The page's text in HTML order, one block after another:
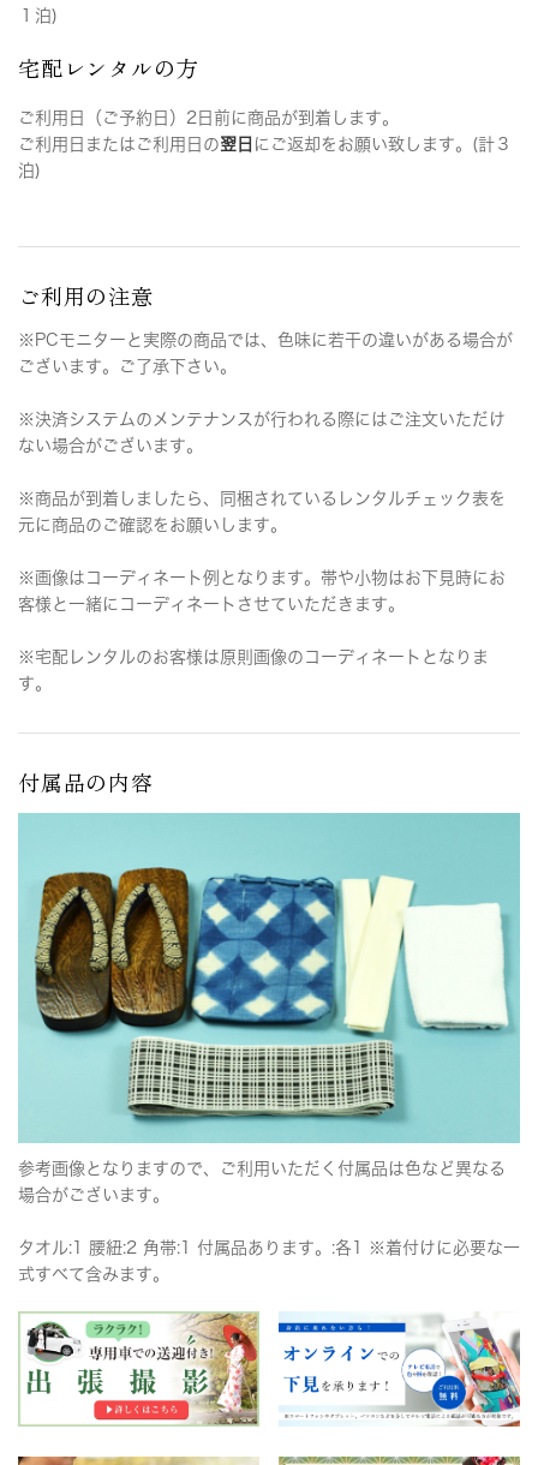
１泊)
宅配レンタルの方
ご利用日（ご予約日）2日前に商品が到着します。
ご利用日またはご利用日の翌日 にご返却をお願い致します。(計３
泊)
ご利用の注意
※PCモニターと実際の商品では、色味に若干の違いがある場合が
ございます。ご了承下さい。
※決済システムのメンテナンスが行われる際にはご注文いただけ
ない場合がございます。
※商品が到着しましたら、同梱されているレンタルチェック表を
元に商品のご確認をお願いします。
※画像はコーディネート例となります。帯や小物はお下見時にお
客様と一緒にコーディネートさせていただきます。
※宅配レンタルのお客様は原則画像のコーディネートとなりま
す。
付属品の内容
参考画像となりますので、ご利用いただく付属品は色など異なる
場合がございます。
タオル:1 腰紐:2 角帯:1 付属品あります。:各1 ※着付けに必要な一
式すべて含みます。